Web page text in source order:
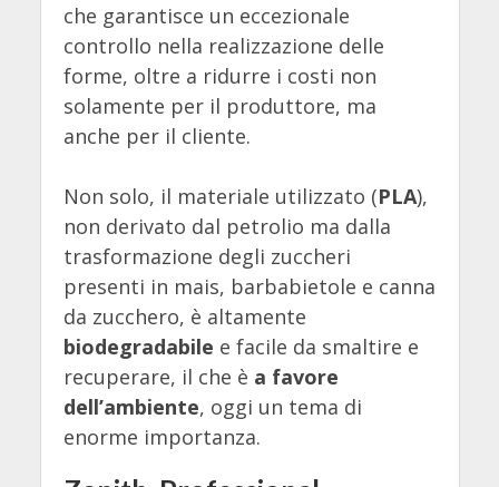
che garantisce un eccezionale
controllo nella realizzazione delle
forme, oltre a ridurre i costi non
solamente per il produttore, ma
anche per il cliente.
Non solo, il materiale utilizzato (PLA),
non derivato dal petrolio ma dalla
trasformazione degli zuccheri
presenti in mais, barbabietole e canna
da zucchero, è altamente
biodegradabile e facile da smaltire e
recuperare, il che è a favore
dell’ambiente, oggi un tema di
enorme importanza.